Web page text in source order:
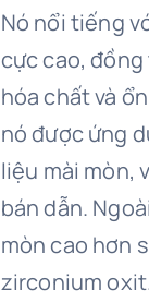
Nó nổi tiếng
cực cao,
hóa chất và
nó được ứng
liệu mài mòn,
bán dẫn.
mòn cao hơn
zirconium